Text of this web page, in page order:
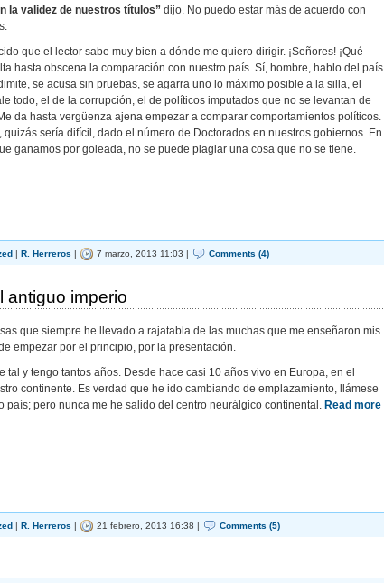
la validez de nuestros títulos” dijo. No puedo estar más de acuerdo con
que el lector sabe muy bien a dónde me quiero dirigir. ¡Señores! ¡Qué
hasta obscena la comparación con nuestro país. Sí, hombre, hablo del país
se acusa sin pruebas, se agarra uno lo máximo posible a la silla, el
todo, el de la corrupción, el de políticos imputados que no se levantan de
da hasta vergüenza ajena empezar a comparar comportamientos políticos.
quizás sería difícil, dado el número de Doctorados en nuestros gobiernos. En
ganamos por goleada, no se puede plagiar una cosa que no se tiene.
| R. Herreros | 7 marzo, 2013 11:03 | Comments (4)
antiguo imperio
que siempre he llevado a rajatabla de las muchas que me enseñaron mis
empezar por el principio, por la presentación.
tal y tengo tantos años. Desde hace casi 10 años vivo en Europa, en el
continente. Es verdad que he ido cambiando de emplazamiento, llámese
país; pero nunca me he salido del centro neurálgico continental. Read more
| R. Herreros | 21 febrero, 2013 16:38 | Comments (5)